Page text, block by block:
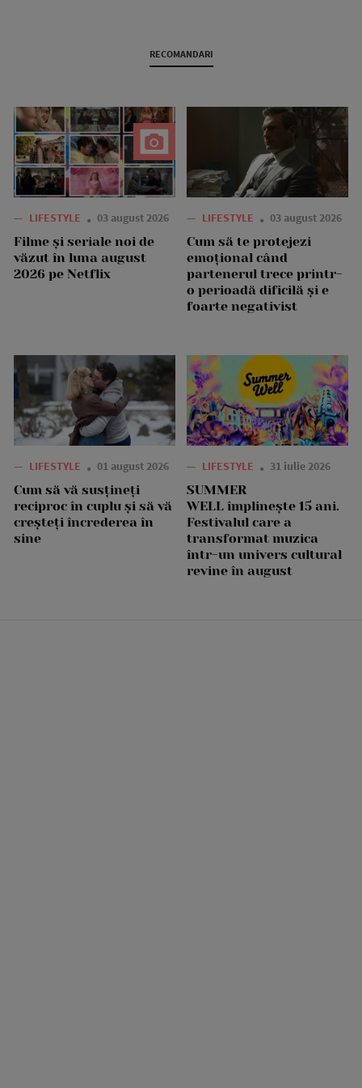
RECOMANDARI
— LIFESTYLE 03 august 2026
Filme și seriale noi de
văzut în luna august
2026 pe Netflix
— LIFESTYLE 03 august 2026
Cum să te protejezi
emoțional când
partenerul trece printr-
o perioadă dificilă și e
foarte negativist
— LIFESTYLE 01 august 2026
Cum să vă susțineți
reciproc în cuplu și să vă
creșteți încrederea în
sine
— LIFESTYLE 31 iulie 2026
SUMMER
WELL împlinește 15 ani.
Festivalul care a
transformat muzica
într-un univers cultural
revine în august